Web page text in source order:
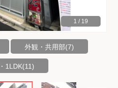
1 / 19
外観・共用部(7)
1LDK(11)